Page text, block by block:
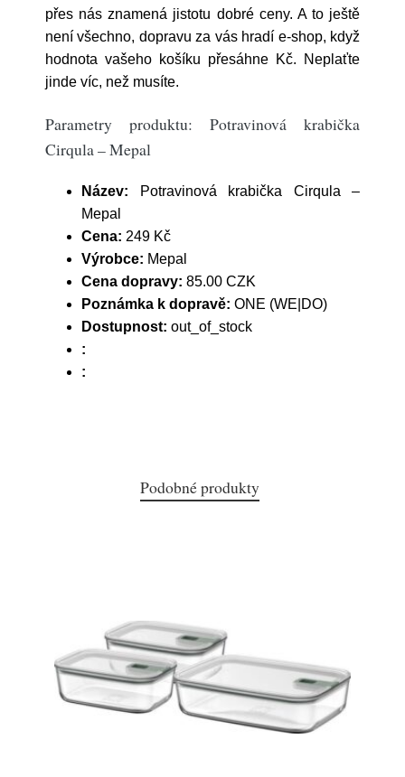
přes nás znamená jistotu dobré ceny. A to ještě
není všechno, dopravu za vás hradí e-shop, když
hodnota vašeho košíku přesáhne Kč. Neplaťte
jinde víc, než musíte.
Parametry produktu: Potravinová krabička
Cirqula – Mepal
Název: Potravinová krabička Cirqula –
Mepal
Cena: 249 Kč
Výrobce: Mepal
Cena dopravy: 85.00 CZK
Poznámka k dopravě: ONE (WE|DO)
Dostupnost: out_of_stock
:
:
Podobné produkty